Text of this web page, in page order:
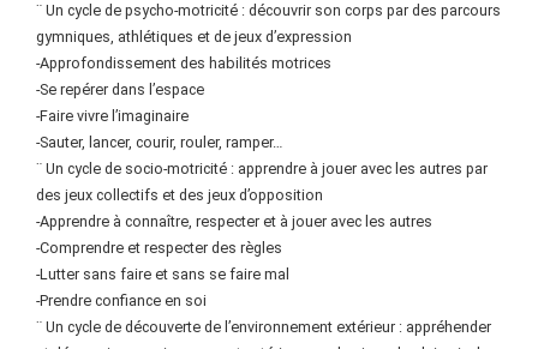
¨ Un cycle de psycho-motricité : découvrir son corps par des parcours
gymniques, athlétiques et de jeux d’expression
-Approfondissement des habilités motrices
-Se repérer dans l’espace
-Faire vivre l’imaginaire
-Sauter, lancer, courir, rouler, ramper…
¨ Un cycle de socio-motricité : apprendre à jouer avec les autres par
des jeux collectifs et des jeux d’opposition
-Apprendre à connaître, respecter et à jouer avec les autres
-Comprendre et respecter des règles
-Lutter sans faire et sans se faire mal
-Prendre confiance en soi
¨ Un cycle de découverte de l’environnement extérieur : appréhender